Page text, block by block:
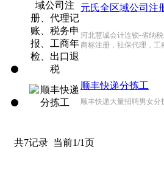
元氏全区域公司注
河北慧诚会计连锁-省纳
商标注册，社保代理，工
顺丰快递分拣工
顺丰快递大量招聘男女
共7记录 当前1/1页